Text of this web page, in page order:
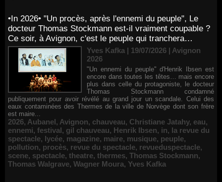
•In 2026• "Un procès, après l'ennemi du peuple", Le
docteur Thomas Stockmann est-il vraiment coupable ?
Ce soir, à Avignon, c'est le peuple qui tranchera…
Yves Kafka | 19/07/2026 | Avignon
2026
"Un ennemi du peuple" d'Henrik Ibsen est
encore dans toutes les têtes… mais encore
plus dans celle du protagoniste, le docteur
Thomas Stockmann condamné
publiquement pour avoir révélé au grand jour un scandale. Celui des
eaux contaminées des Thermes de la ville de Norvège dont son frère
est maire...
2026, Aubanel, Avignon, chauveau, Christiane Jatahy, eau,
ennemi, festival, gil chauveau, Henrik Ibsen, in, la revue du
spectacle, lycée, magazine, maire, musique, peuple,
pollution, procès, revue du spectacle, revueduspectacle,
scene, spectacle, theatre, thermes, Thomas Stockmann,
Thomas Walgrave, Wagner Moura, Yves Kafka